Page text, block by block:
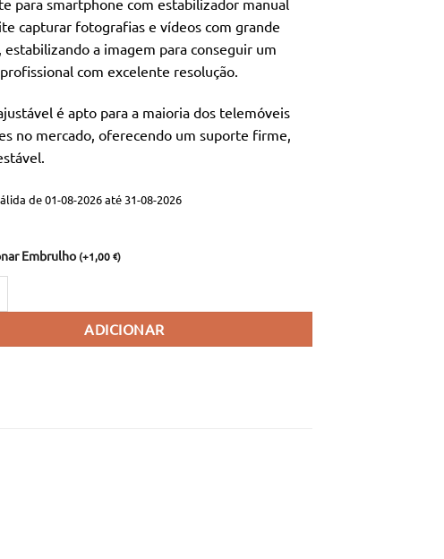
original
era:
22,00 €.
atual
é:
10,90 €.
para smartphone com estabilizador manual
capturar fotografias e vídeos com grande
estabilizando a imagem para conseguir um
com excelente resolução.
é apto para a maioria dos telemóveis
no mercado, oferecendo um suporte firme,
de 01-08-2026 até 31-08-2026
Embrulho(+1,00 €)
ADICIONAR